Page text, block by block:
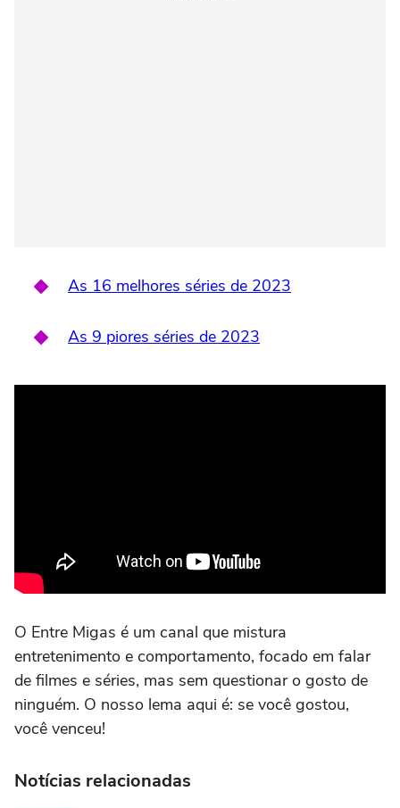
As 16 melhores séries de 2023
As 9 piores séries de 2023
O Entre Migas é um canal que mistura
entretenimento e comportamento, focado em falar
de filmes e séries, mas sem questionar o gosto de
ninguém. O nosso lema aqui é: se você gostou,
você venceu!
Notícias relacionadas